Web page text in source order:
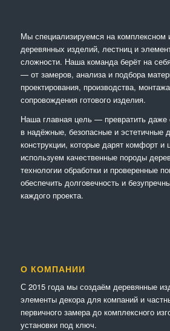
Мы специализируемся на комплексном
деревянных изделий, лестниц и
сложности. Наша команда берёт на
— от замеров, анализа и подбора
проектирования, производства,
сопровождения готового изделия.
Наша главная цель — превратить
в надёжные, безопасные и эстетичные
конструкции, которые дарят комфорт и
используем качественные породы
технологии обработки и проверенные
обеспечить долговечность и
каждого проекта.
О КОМПАНИИ
С 2015 года мы создаём деревянные
элементы декора для компаний и
первичного замера до комплексного
установки под ключ.